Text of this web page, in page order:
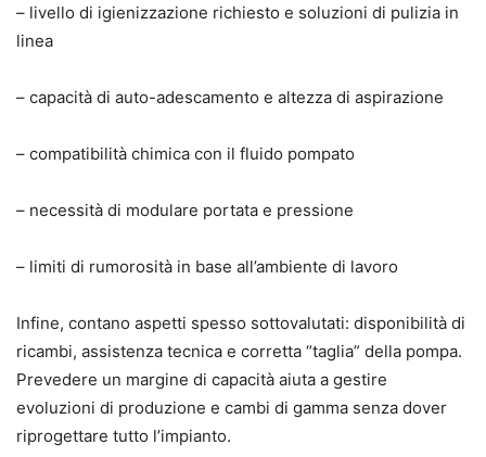
– livello di igienizzazione richiesto e soluzioni di pulizia in
linea
– capacità di auto-adescamento e altezza di aspirazione
– compatibilità chimica con il fluido pompato
– necessità di modulare portata e pressione
– limiti di rumorosità in base all’ambiente di lavoro
Infine, contano aspetti spesso sottovalutati: disponibilità di
ricambi, assistenza tecnica e corretta “taglia” della pompa.
Prevedere un margine di capacità aiuta a gestire
evoluzioni di produzione e cambi di gamma senza dover
riprogettare tutto l’impianto.